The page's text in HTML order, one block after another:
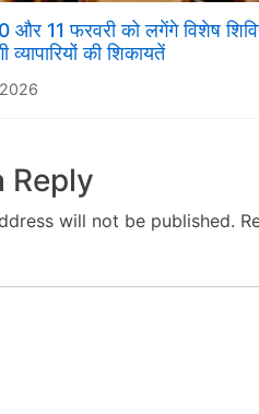
और 11 फरवरी को लगेंगे विशेष
व्यापारियों की शिकायतें
Reply
will not be published.